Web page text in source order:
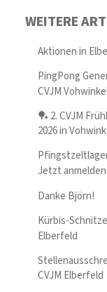
WEITERE
Aktionen in
PingPong
CVJM
🏓 2. CVJM
2026 in
Jetzt anmelden
Danke Björn!
Kürbis-
Elberfeld
CVJM Elberfeld